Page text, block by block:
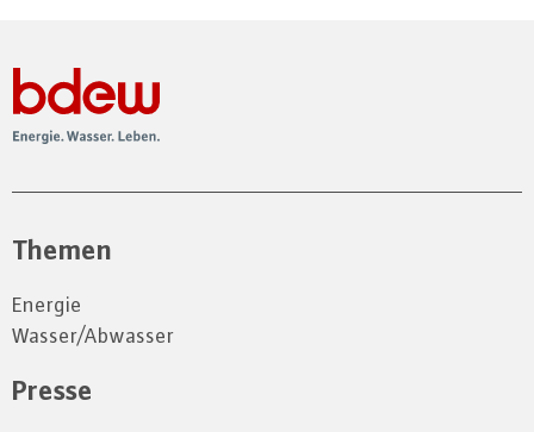
Themen
Energie
Wasser/Abwasser
Presse